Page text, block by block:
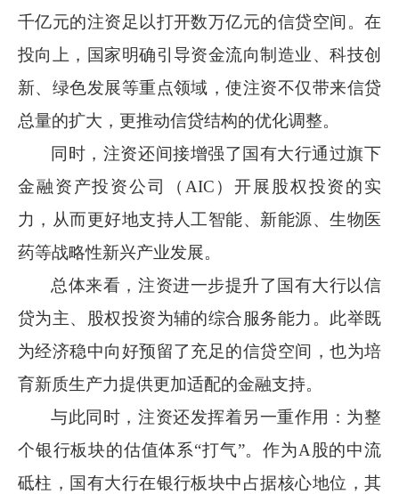
千亿元的注资足以打开数万亿元的信贷空间。在
投向上，国家明确引导资金流向制造业、科技创
新、绿色发展等重点领域，使注资不仅带来信贷
总量的扩大，更推动信贷结构的优化调整。
同时，注资还间接增强了国有大行通过旗下
金融资产投资公司（ AIC ）开展股权投资的实
力，从而更好地支持人工智能、新能源、生物医
药等战略性新兴产业发展。
总体来看，注资进一步提升了国有大行以信
贷为主、股权投资为辅的综合服务能力。此举既
为经济稳中向好预留了充足的信贷空间，也为培
育新质生产力提供更加适配的金融支持。
与此同时，注资还发挥着另一重作用：为整
个银行板块的估值体系“打气”。作为A股的中流
砥柱，国有大行在银行板块中占据核心地位，其